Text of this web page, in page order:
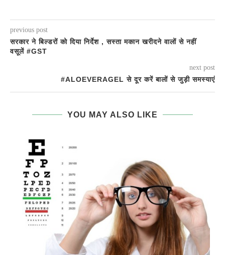
previous post
सरकार ने बिल्डरों को दिया निर्देश , सस्ता मकान खरीदने वालों से नहीं
वसूलें #GST
next post
#ALOEVERAGEL से दूर करें बालों से जुड़ी समस्याएं
YOU MAY ALSO LIKE